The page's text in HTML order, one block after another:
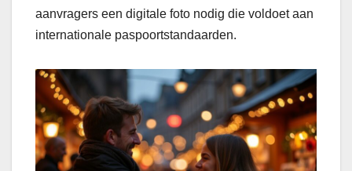
aanvragers een digitale foto nodig die voldoet aan
internationale paspoortstandaarden.